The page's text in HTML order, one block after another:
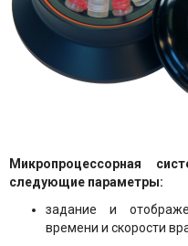
Микропроцессорная
следующие параметры:
задание и
времени и скорости